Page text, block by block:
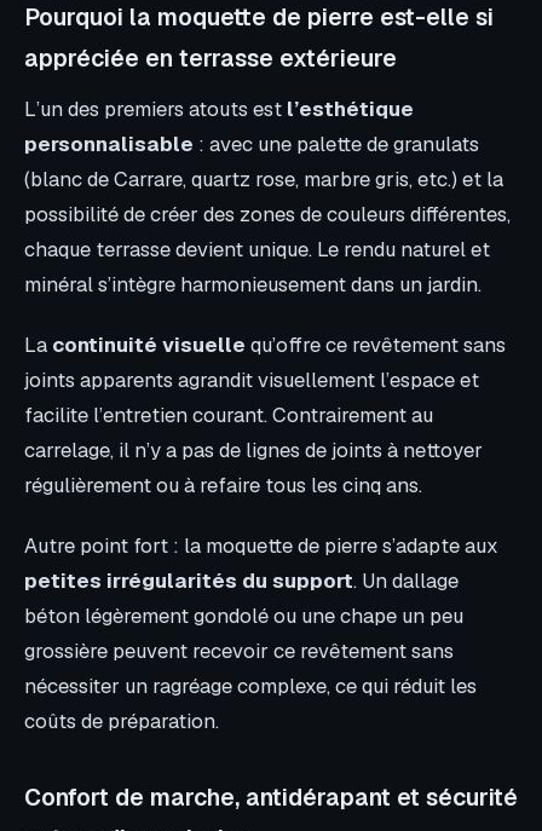
Pourquoi la moquette de pierre est-elle si
appréciée en terrasse extérieure
L’un des premiers atouts est l’esthétique
personnalisable : avec une palette de granulats
(blanc de Carrare, quartz rose, marbre gris, etc.) et la
possibilité de créer des zones de couleurs différentes,
chaque terrasse devient unique. Le rendu naturel et
minéral s’intègre harmonieusement dans un jardin.
La continuité visuelle qu’offre ce revêtement sans
joints apparents agrandit visuellement l’espace et
facilite l’entretien courant. Contrairement au
carrelage, il n’y a pas de lignes de joints à nettoyer
régulièrement ou à refaire tous les cinq ans.
Autre point fort : la moquette de pierre s’adapte aux
petites irrégularités du support. Un dallage
béton légèrement gondolé ou une chape un peu
grossière peuvent recevoir ce revêtement sans
nécessiter un ragréage complexe, ce qui réduit les
coûts de préparation.
Confort de marche, antidérapant et sécurité